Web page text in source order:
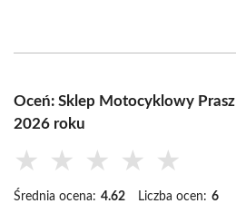
Oceń: Sklep Motocyklowy
2026 roku
★ ★ ★ ★ ★
Średnia ocena: 4.62 Liczba ocen: 6